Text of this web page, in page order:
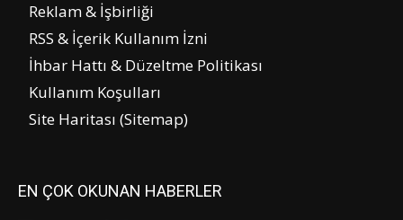
Reklam & İşbirliği
RSS & İçerik Kullanım İzni
İhbar Hattı & Düzeltme Politikası
Kullanım Koşulları
Site Haritası (Sitemap)
EN ÇOK OKUNAN HABERLER